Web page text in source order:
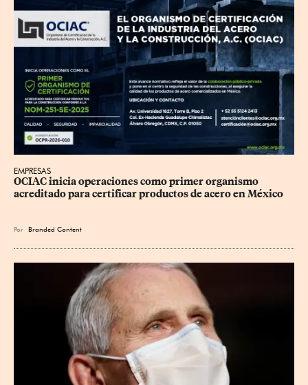
EMPRESAS
OCIAC inicia operaciones como primer organismo
acreditado para certificar productos de acero en México
Por Branded Content